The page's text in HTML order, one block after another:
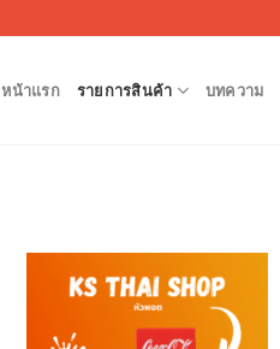
หน้าแรก รายการสินค้า บทความ